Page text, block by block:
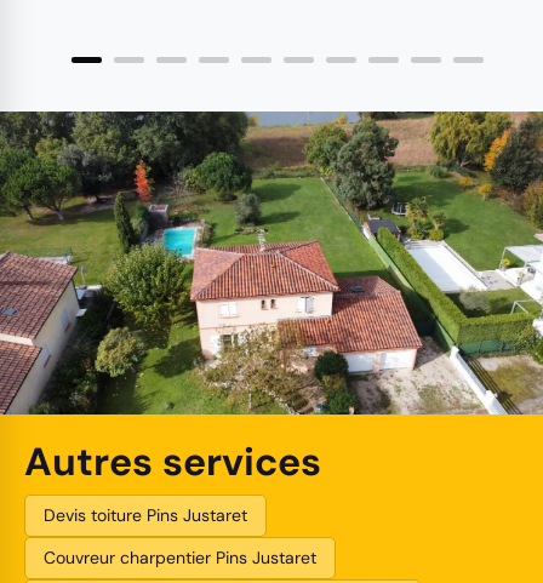
Autres services
Devis toiture Pins Justaret
Couvreur charpentier Pins Justaret